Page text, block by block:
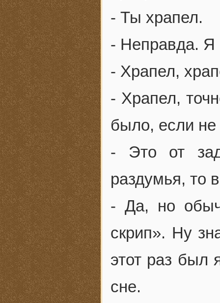
- Ты храпел.
- Неправда. Я
- Храпел,
- Храпел,
было, если
- Это от
раздумья, то
- Да, но
скрип». Ну
этот раз был
сне.